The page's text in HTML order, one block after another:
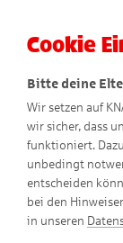
Cookie
Bitte deine
Wir setzen auf
wir sicher, dass
funktioniert.
unbedingt
entscheiden
bei den
in unseren